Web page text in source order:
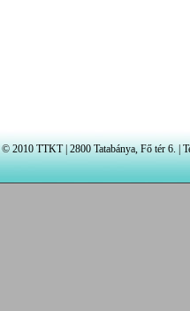
© 2010 TTKT | 2800 Tatabánya, Fő tér 6. |